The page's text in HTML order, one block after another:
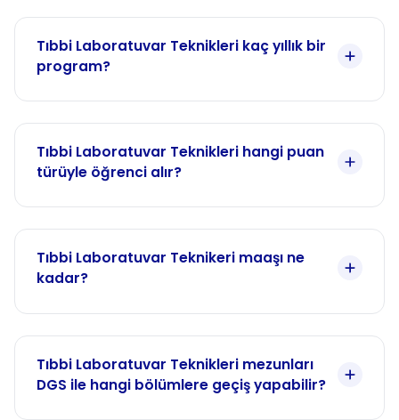
Tıbbi Laboratuvar Teknikleri kaç yıllık bir
program?
Tıbbi Laboratuvar Teknikleri hangi puan
türüyle öğrenci alır?
Tıbbi Laboratuvar Teknikeri maaşı ne
kadar?
Tıbbi Laboratuvar Teknikleri mezunları
DGS ile hangi bölümlere geçiş yapabilir?